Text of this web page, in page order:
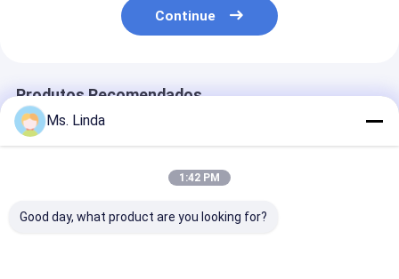
Continue
Produtos Recomendados
Ms. Linda
1:42 PM
Good day, what product are you looking for?